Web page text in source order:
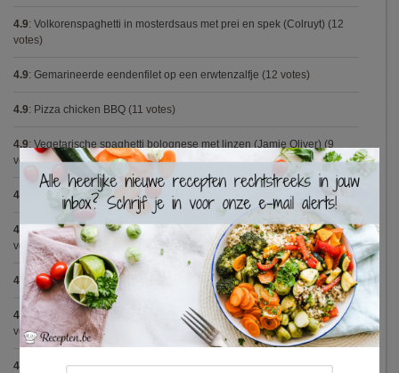
4.9: Volkorenspaghetti in mosterdsaus met prei en spek (Colruyt) (12
votes)
4.9: Gemarineerde eendenfilet op een erwtenzalfje (12 votes)
4.9: Pizza chicken BBQ (11 votes)
4.9: Vegetarische spaghetti bolognese met linzen (Jamie Oliver) (9
votes)
4.9 Broodje Bismarck (8 votes)
4.9 :Aspergepuree met garnalen en zure room (Piet Huysentruyt)(7
votes)
4.8:Spaghetti all'Amatriciana (Antonio Carluccio)(12 votes)
4.8 :Aperitiefglaasje met gegrilde groentjes en gedroogde ham(11
votes)
4.8 Met spinazie en mozzarella gevulde varkenshaas(10 votes)
×